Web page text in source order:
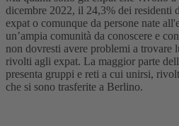
dicembre 2022, il 24,3% dei residenti
expat o comunque da persone nate
un’ampia comunità da conoscere e
non dovresti avere problemi a trovare
rivolti agli expat. La maggior parte
presenta gruppi e reti a cui unirsi,
che si sono trasferite a Berlino.